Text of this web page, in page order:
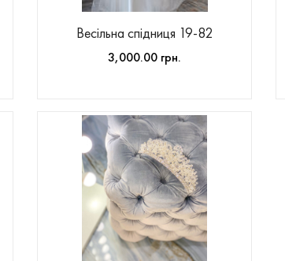
Весільна спідниця 19-82
3,000.00 грн.